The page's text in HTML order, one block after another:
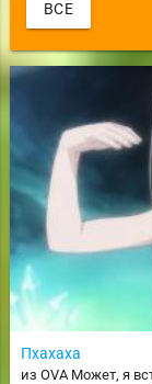
ВСЕ
Пхахаха
из OVA Может, я